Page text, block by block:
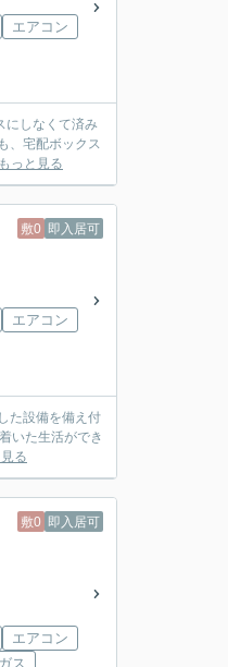
エアコン
にしなくて済み
、宅配ボックス
もっと見る
敷0 即入居可
エアコン
た設備を備え付
いた生活ができ
る
敷0 即入居可
エアコン
ス